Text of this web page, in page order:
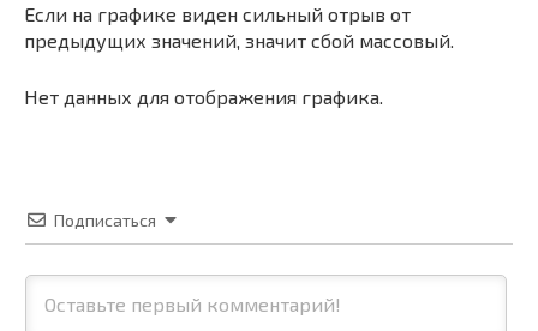
Если на графике виден сильный отрыв от
предыдущих значений, значит сбой массовый.
Нет данных для отображения графика.
Подписаться